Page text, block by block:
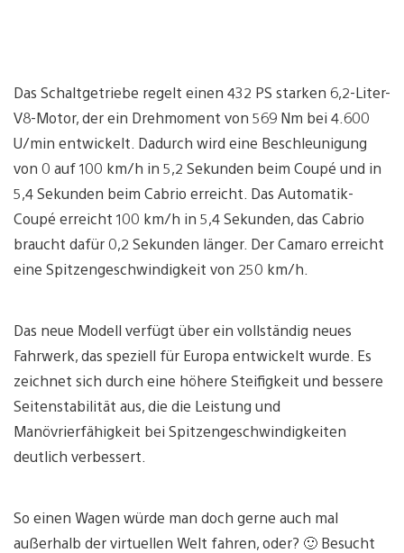
Das Schaltgetriebe regelt einen 432 PS starken 6,2-Liter-
V8-Motor, der ein Drehmoment von 569 Nm bei 4.600
U/min entwickelt. Dadurch wird eine Beschleunigung
von 0 auf 100 km/h in 5,2 Sekunden beim Coupé und in
5,4 Sekunden beim Cabrio erreicht. Das Automatik-
Coupé erreicht 100 km/h in 5,4 Sekunden, das Cabrio
braucht dafür 0,2 Sekunden länger. Der Camaro erreicht
eine Spitzengeschwindigkeit von 250 km/h.
Das neue Modell verfügt über ein vollständig neues
Fahrwerk, das speziell für Europa entwickelt wurde. Es
zeichnet sich durch eine höhere Steifigkeit und bessere
Seitenstabilität aus, die die Leistung und
Manövrierfähigkeit bei Spitzengeschwindigkeiten
deutlich verbessert.
So einen Wagen würde man doch gerne auch mal
außerhalb der virtuellen Welt fahren, oder? 🙂 Besucht